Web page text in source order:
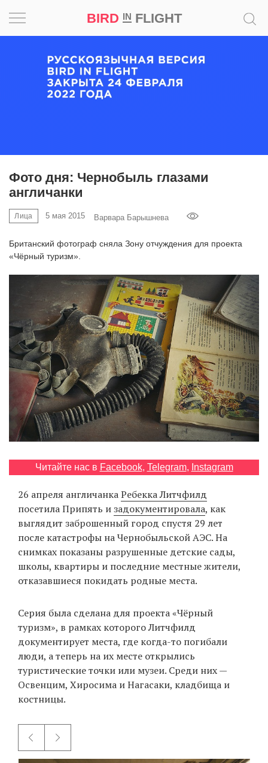
BIRD INFLIGHT
EN
UA
Фото дня: Чернобыль глазами
англичанки
Лица 5 мая 2015 Варвара Барышнева
Британский фотограф сняла Зону отчуждения для проекта
«Чёрный туризм».
Читайте нас в Facebook, Telegram, Instagram
26 апреля англичанкаРебекка Литчфилд
посетила Припять изадокументировала, как
выглядит заброшенный город спустя 29 лет
после катастрофы на Чернобыльской АЭС. На
снимках показаны разрушенные детские сады,
школы, квартиры и последние местные жители,
отказавшиеся покидать родные места.
Серия была сделана для проекта «Чёрный
туризм», в рамках которого Литчфилд
документирует места, где когда-то погибали
люди, а теперь на их месте открылись
туристические точки или музеи. Среди них —
Освенцим, Хиросима и Нагасаки, кладбища и
костницы.